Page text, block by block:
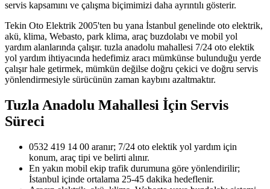
servis kapsamını ve çalışma biçimimizi daha ayrıntılı gösterir.
Tekin Oto Elektrik 2005'ten bu yana İstanbul genelinde oto elektrik,
akü, klima, Webasto, park klima, araç buzdolabı ve mobil yol
yardım alanlarında çalışır. tuzla anadolu mahallesi 7/24 oto elektik
yol yardım ihtiyacında hedefimiz aracı mümkünse bulunduğu yerde
çalışır hale getirmek, mümkün değilse doğru çekici ve doğru servis
yönlendirmesiyle sürücünün zaman kaybını azaltmaktır.
Tuzla Anadolu Mahallesi İçin Servis
Süreci
0532 419 14 00 aranır; 7/24 oto elektik yol yardım için
konum, araç tipi ve belirti alınır.
En yakın mobil ekip trafik durumuna göre yönlendirilir;
İstanbul içinde ortalama 25-45 dakika hedeflenir.